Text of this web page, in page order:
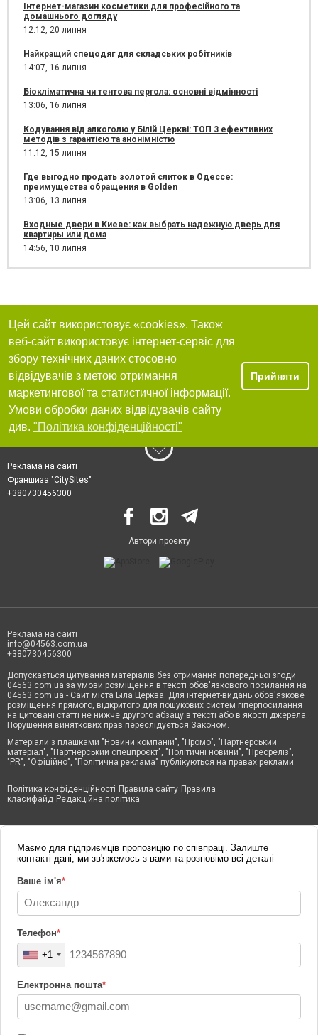
Інтернет-магазин косметики для професійного та
домашнього догляду
12:12, 20 липня
Найкращий спецодяг для складських робітників
14:07, 16 липня
Біокліматична чи тентова пергола: основні відмінності
13:06, 16 липня
Кодування від алкоголю у Білій Церкві: ТОП 3 ефективних
методів з гарантією та анонімністю
11:12, 15 липня
Где выгодно продать золотой слиток в Одессе:
преимущества обращения в Golden
13:06, 13 липня
Входные двери в Киеве: как выбрать надежную дверь для
квартиры или дома
14:56, 10 липня
Цей сайт використовує «cookies». Також
веб-сайт використовує інтернет-сервіс для
збору технічних даних стосовно
відвідувачів з метою отримання
маркетингової та статистичної інформації.
Умови обробки даних відвідувачів сайту
див. "Політика конфіденційності"
Прийняти
Реклама на сайті
Франшиза "CitySites"
+380730456300
Автори проєкту
Реклама на сайті
info@04563.com.ua
+380730456300
Допускається цитування матеріалів без отримання попередньої згоди
04563.com.ua за умови розміщення в тексті обов'язкового посилання на
04563.com.ua - Сайт міста Біла Церква. Для інтернет-видань обов'язкове
розміщення прямого, відкритого для пошукових систем гіперпосилання
на цитовані статті не нижче другого абзацу в тексті або в якості джерела.
Порушення виняткових прав переслідується Законом.
Матеріали з плашками "Новини компаній", "Промо", "Партнерський
матеріал", "Партнерський спецпроєкт", "Політичні новини", "Пресреліз",
"PR", "Офіційно", "Політична реклама" публікуються на правах реклами.
Політика конфіденційності Правила сайту Правила
класифайд Редакційна політика
Маємо для підприємців пропозицію по співпраці. Залиште
контакті дані, ми зв'яжемось з вами та розповімо всі деталі
Ваше ім'я*
Телефон*
+1
Електронна пошта*